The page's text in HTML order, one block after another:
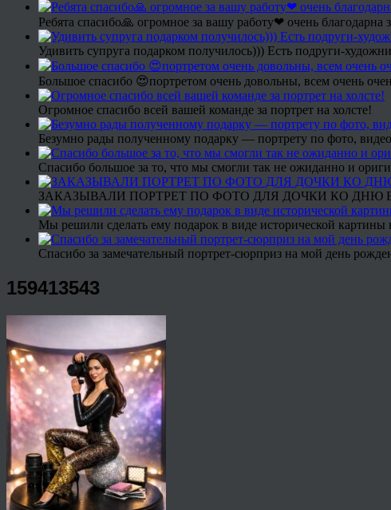
Ребята спасибо🙏 огромное за вашу работу❤ очень благодарна
Удивить супруга подарком получилось))) Есть подруги-
Большое спасибо 😍портретом очень довольны, всем очень
Огромное спасибо всей вашей команде за портрет на холсте!
Безумно рады полученному подарку — портрету по фото,
Спасибо большое за то, что мы смогли так не ожиданно и
ЗАКАЗЫВАЛИ ПОРТРЕТ ПО ФОТО ДЛЯ ДОЧКИ КО ДНЮ
Мы решили сделать ему подарок в виде исторической
Спасибо за замечательный портрет-сюрприз на мой день
159413543